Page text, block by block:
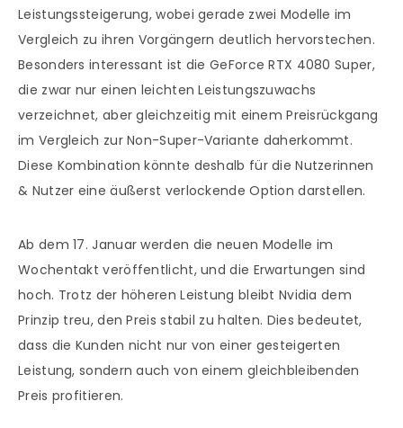
Leistungssteigerung, wobei gerade zwei Modelle im
Vergleich zu ihren Vorgängern deutlich hervorstechen.
Besonders interessant ist die GeForce RTX 4080 Super,
die zwar nur einen leichten Leistungszuwachs
verzeichnet, aber gleichzeitig mit einem Preisrückgang
im Vergleich zur Non-Super-Variante daherkommt.
Diese Kombination könnte deshalb für die Nutzerinnen
& Nutzer eine äußerst verlockende Option darstellen.
Ab dem 17. Januar werden die neuen Modelle im
Wochentakt veröffentlicht, und die Erwartungen sind
hoch. Trotz der höheren Leistung bleibt Nvidia dem
Prinzip treu, den Preis stabil zu halten. Dies bedeutet,
dass die Kunden nicht nur von einer gesteigerten
Leistung, sondern auch von einem gleichbleibenden
Preis profitieren.